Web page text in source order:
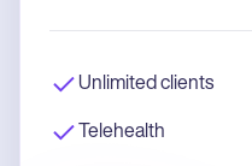
Unlimited clients
Telehealth